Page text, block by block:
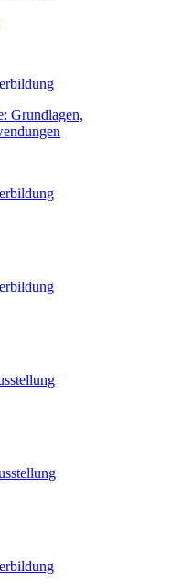
Grundlagen,